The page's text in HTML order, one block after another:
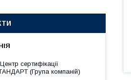
сертифікації
(Група компаній)